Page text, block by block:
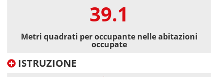
39.1
Metri quadrati per occupante nelle abitazioni
occupate
ISTRUZIONE